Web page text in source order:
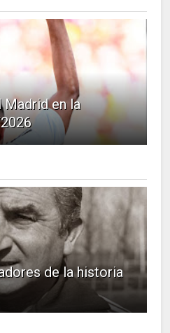
Madrid en la
de la historia